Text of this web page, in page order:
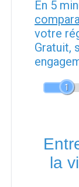
En 5
votre
Gratuit,
1
la